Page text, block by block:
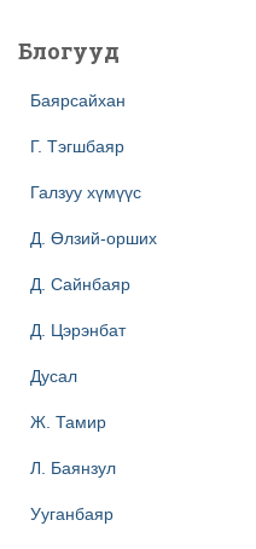
Блогууд
Баярсайхан
Г. Тэгшбаяр
Галзуу хүмүүс
Д. Өлзий-орших
Д. Сайнбаяр
Д. Цэрэнбат
Дусал
Ж. Тамир
Л. Баянзул
Ууганбаяр